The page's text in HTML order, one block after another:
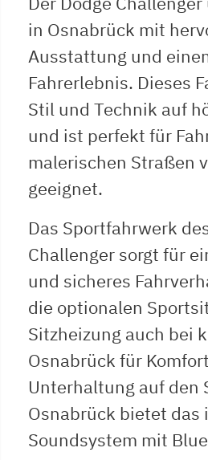
in Osnabrück mit
Ausstattung und
Fahrerlebnis. Dieses
Stil und Technik auf
und ist perfekt für
malerischen Straßen
geeignet.
Das Sportfahrwerk
Challenger sorgt für
und sicheres
die optionalen
Sitzheizung auch bei
Osnabrück für
Unterhaltung auf den
Osnabrück bietet das
Soundsystem mit